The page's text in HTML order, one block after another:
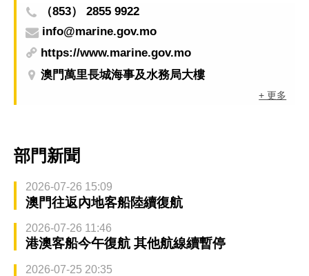
（853） 2855 9922
info@marine.gov.mo
https://www.marine.gov.mo
澳門萬里長城海事及水務局大樓
+ 更多
部門新聞
2026-07-26 15:09
澳門往返內地客船陸續復航
2026-07-26 11:46
港澳客船今午復航 其他航線續暫停
2026-07-25 20:35